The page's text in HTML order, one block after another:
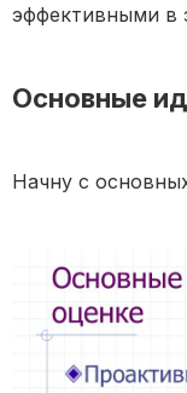
эффективными в
Основные
Начну с